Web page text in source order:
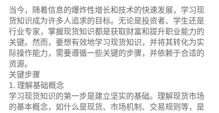
当今，随着信息的爆炸性增长和技术的快速发展，学习现
货知识成为许多人追求的目标。无论是投资者、学生还是
行业专家，掌握现货知识都是获取财富和提升职业能力的
关键。然而，要想有效地学习现货知识，并将其转化为实
际操作能力，需要遵循一些关键的步骤，并依赖于合适的
资源。
关键步骤
1. 理解基础概念
学习现货知识的第一步是建立坚实的基础。理解现货市场
的基本概念，如什么是现货、市场机制、交易规则等，是